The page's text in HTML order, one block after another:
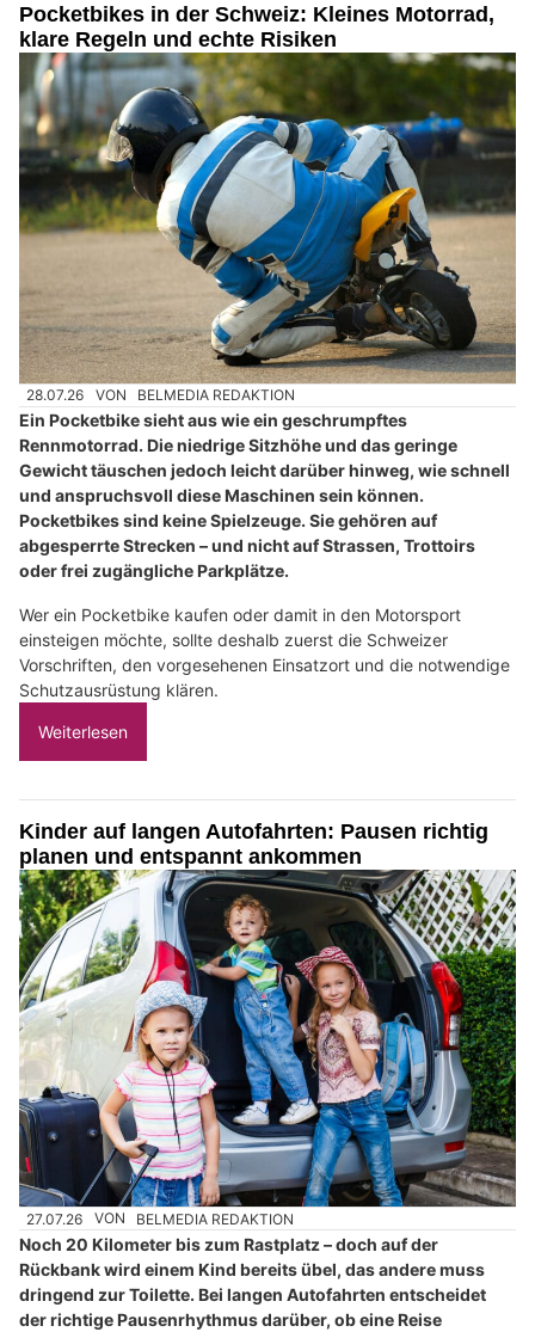
Pocketbikes in der Schweiz: Kleines Motorrad,
klare Regeln und echte Risiken
28.07.26 VON BELMEDIA REDAKTION
Ein Pocketbike sieht aus wie ein geschrumpftes
Rennmotorrad. Die niedrige Sitzhöhe und das geringe
Gewicht täuschen jedoch leicht darüber hinweg, wie schnell
und anspruchsvoll diese Maschinen sein können.
Pocketbikes sind keine Spielzeuge. Sie gehören auf
abgesperrte Strecken – und nicht auf Strassen, Trottoirs
oder frei zugängliche Parkplätze.
Wer ein Pocketbike kaufen oder damit in den Motorsport
einsteigen möchte, sollte deshalb zuerst die Schweizer
Vorschriften, den vorgesehenen Einsatzort und die notwendige
Schutzausrüstung klären.
Weiterlesen
Kinder auf langen Autofahrten: Pausen richtig
planen und entspannt ankommen
27.07.26 VON BELMEDIA REDAKTION
Noch 20 Kilometer bis zum Rastplatz – doch auf der
Rückbank wird einem Kind bereits übel, das andere muss
dringend zur Toilette. Bei langen Autofahrten entscheidet
der richtige Pausenrhythmus darüber, ob eine Reise